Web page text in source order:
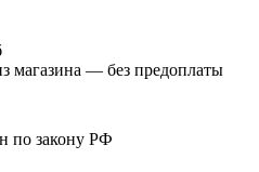
магазина — без предоплаты
по закону РФ